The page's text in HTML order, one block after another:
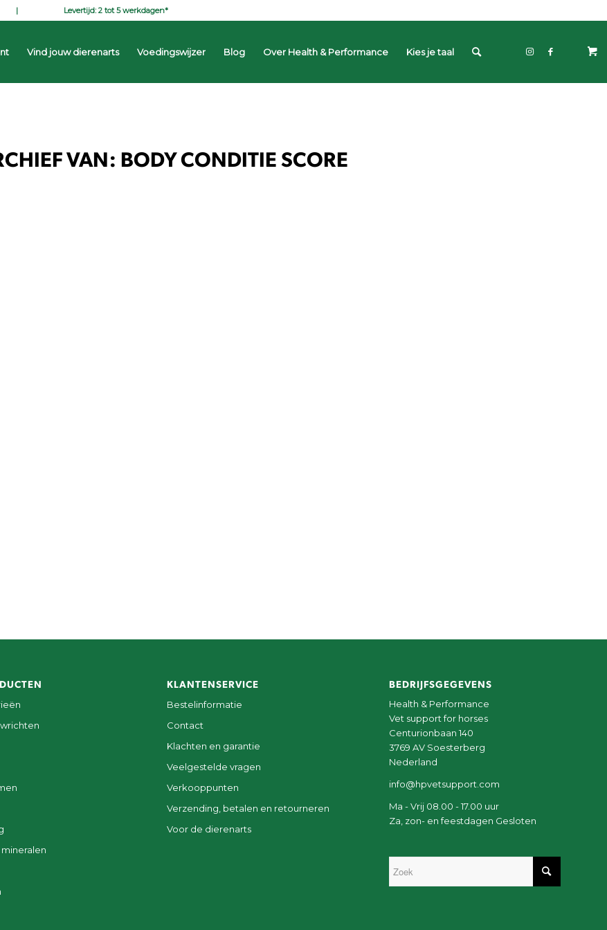
2 tot 5 werkdagen*
Vind jouw dierenarts Voedingswijzer Blog Over Health & Performance Kies je taal
VAN: BODY CONDITIE SCORE
KLANTENSERVICE
Bestelinformatie
Contact
Klachten en garantie
Veelgestelde vragen
Verkooppunten
Verzending, betalen en retourneren
Voor de dierenarts
BEDRIJFSGEGEVENS
Health & Performance
Vet support for horses
Centurionbaan 140
3769 AV Soesterberg
Nederland
info@hpvetsupport.com
Ma - Vrij 08.00 - 17.00 uur
Za, zon- en feestdagen Gesloten